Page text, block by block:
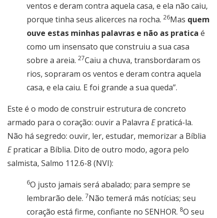
ventos e deram contra aquela casa, e ela não caiu,
porque tinha seus alicerces na rocha. 26Mas quem
ouve estas minhas palavras e não as pratica é
como um insensato que construiu a sua casa
sobre a areia. 27Caiu a chuva, transbordaram os
rios, sopraram os ventos e deram contra aquela
casa, e ela caiu. E foi grande a sua queda”.
Este é o modo de construir estrutura de concreto
armado para o coração: ouvir a Palavra Epraticá-la.
Não há segredo: ouvir, ler, estudar, memorizar a Bíblia
Epraticar a Bíblia. Dito de outro modo, agora pelo
salmista, Salmo 112.6-8 (NVI):
6O justo jamais será abalado; para sempre se
lembrarão dele. 7Não temerá más notícias; seu
coração está firme, confiante no SENHOR. 8O seu